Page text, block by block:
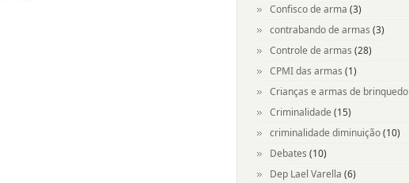
Confisco de arma (3)
contrabando de armas (3)
Controle de armas (28)
CPMI das armas (1)
Crianças e armas de brinquedo
Criminalidade (15)
criminalidade diminuição(10)
Debates (10)
Dep Lael Varella (6)